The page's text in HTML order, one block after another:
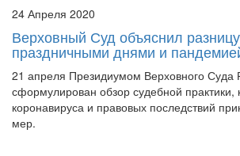
24 Апреля 2020
Верховный Суд объяснил
праздничными днями и
21 апреля Президиумом Верховного
сформулирован обзор судебной практики,
коронавируса и правовых последствий
мер.